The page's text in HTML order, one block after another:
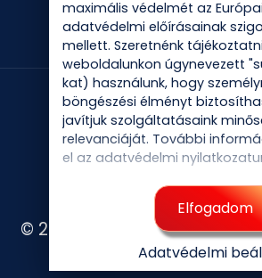
maximális védelmét az
adatvédelmi előírásainak
mellett. Szeretnénk
weboldalunkon úgynevezett
kat) használunk, hogy
böngészési élményt
javítjuk szolgáltatásaink
relevanciáját. További
el az adatvédelmi
Elfogadom
Adatvédelmi
© 2026 Start Fordítóiroda